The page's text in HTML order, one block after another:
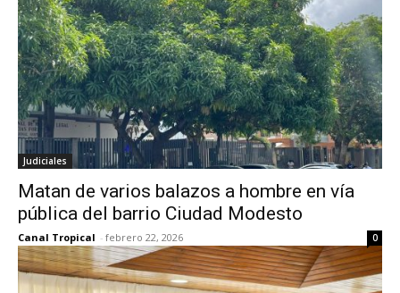
Judiciales
Matan de varios balazos a hombre en vía
pública del barrio Ciudad Modesto
Canal Tropical - febrero 22, 2026 0